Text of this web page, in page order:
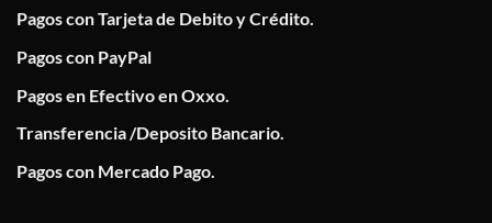
Pagos con Tarjeta de Debito y Crédito.
Pagos con PayPal
Pagos en Efectivo en Oxxo.
Transferencia /Deposito Bancario.
Pagos con Mercado Pago.